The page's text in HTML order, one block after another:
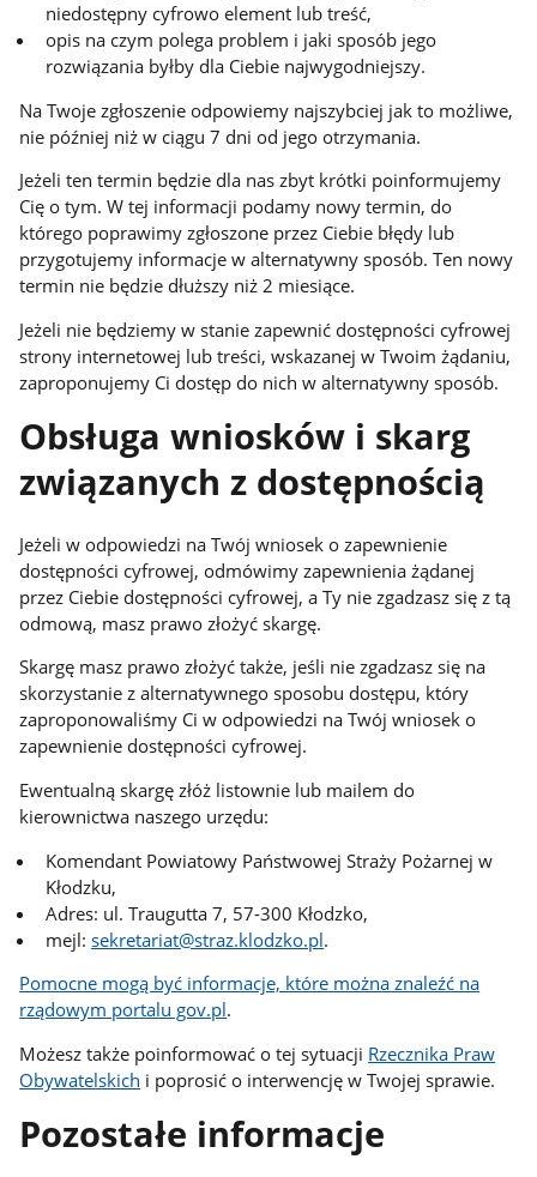
niedostępny cyfrowo element lub treść,
opis na czym polega problem i jaki sposób jego
rozwiązania byłby dla Ciebie najwygodniejszy.
Na Twoje zgłoszenie odpowiemy najszybciej jak to możliwe,
nie później niż w ciągu 7 dni od jego otrzymania.
Jeżeli ten termin będzie dla nas zbyt krótki poinformujemy
Cię o tym. W tej informacji podamy nowy termin, do
którego poprawimy zgłoszone przez Ciebie błędy lub
przygotujemy informacje w alternatywny sposób. Ten nowy
termin nie będzie dłuższy niż 2 miesiące.
Jeżeli nie będziemy w stanie zapewnić dostępności cyfrowej
strony internetowej lub treści, wskazanej w Twoim żądaniu,
zaproponujemy Ci dostęp do nich w alternatywny sposób.
Obsługa wniosków i skarg
związanych z dostępnością
Jeżeli w odpowiedzi na Twój wniosek o zapewnienie
dostępności cyfrowej, odmówimy zapewnienia żądanej
przez Ciebie dostępności cyfrowej, a Ty nie zgadzasz się z tą
odmową, masz prawo złożyć skargę.
Skargę masz prawo złożyć także, jeśli nie zgadzasz się na
skorzystanie z alternatywnego sposobu dostępu, który
zaproponowaliśmy Ci w odpowiedzi na Twój wniosek o
zapewnienie dostępności cyfrowej.
Ewentualną skargę złóż listownie lub mailem do
kierownictwa naszego urzędu:
Komendant Powiatowy Państwowej Straży Pożarnej w
Kłodzku,
Adres: ul. Traugutta 7, 57-300 Kłodzko,
mejl:sekretariat@straz.klodzko.pl.
Pomocne mogą być informacje, które można znaleźć na
rządowym portalu gov.pl.
Możesz także poinformować o tej sytuacji Rzecznika Praw
Obywatelskich i poprosić o interwencję w Twojej sprawie.
Pozostałe informacje